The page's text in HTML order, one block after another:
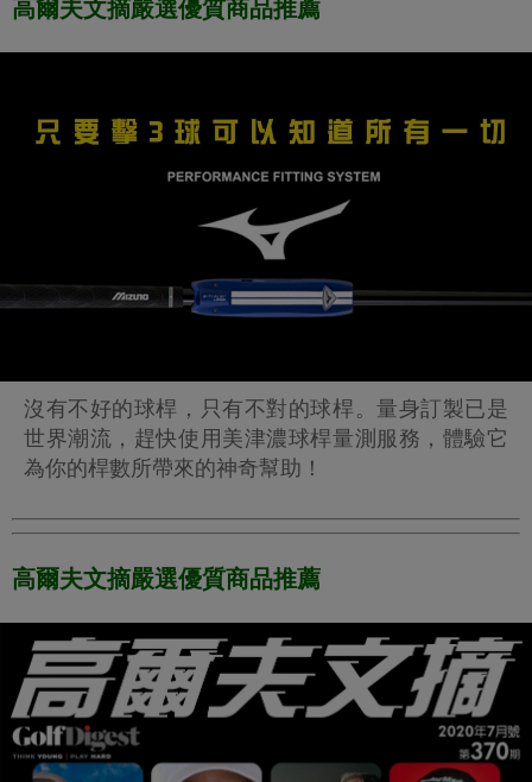
高爾夫文摘嚴選優質商品推薦
沒有不好的球桿，只有不對的球桿。量身訂製已是
世界潮流，趕快使用美津濃球桿量測服務，體驗它
為你的桿數所帶來的神奇幫助！
高爾夫文摘嚴選優質商品推薦